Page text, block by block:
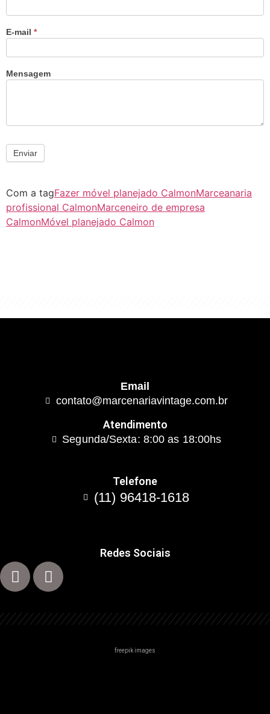
E-mail *
Mensagem
Enviar
Com a tagFazer móvel planejado CalmonMarceanaria
profissional CalmonMarceneiro de empresa
CalmonMóvel planejado Calmon
Email
contato@marcenariavintage.com.br
Atendimento
Segunda/Sexta: 8:00 as 18:00hs
Telefone
(11) 96418-1618
Redes Sociais
freepik images